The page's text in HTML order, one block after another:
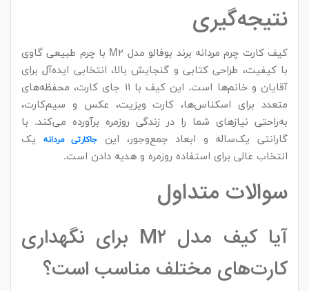
نتیجه‌گیری
کیف کارت چرم مردانه برند بوفالو مدل M۲ با چرم طبیعی گاوی
با کیفیت، طراحی کتابی و گنجایش بالا، انتخابی ایده‌آل برای
آقایان و خانم‌ها است. این کیف با ۱۱ جای کارت، محفظه‌های
متعدد برای اسکناس‌ها، کارت ویزیت، عکس و سیم‌کارت،
به‌راحتی نیازهای شما را در زندگی روزمره برآورده می‌کند. با
گارانتی یک‌ساله و ابعاد جمع‌وجور، این جاکارتی مردانهیک
انتخاب عالی برای استفاده روزمره و هدیه دادن است.
سوالات متداول
آیا کیف مدل M۲ برای نگهداری
کارت‌های مختلف مناسب است؟